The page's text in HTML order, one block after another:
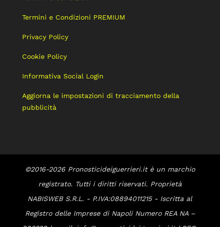
Termini e Condizioni PREMIUM
Privacy Policy
Cookie Policy
Informativa Social Login
Aggiorna le impostazioni di tracciamento della
pubblicità
©2016-2026 Pronosticideiguerrieri.it è un marchio
registrato. Tutti i diritti riservati. Proprietà
NABISWEB S.R.L. - P.IVA:08894011215 - Iscritta al
Registro delle Imprese di Napoli Numero REA NA –